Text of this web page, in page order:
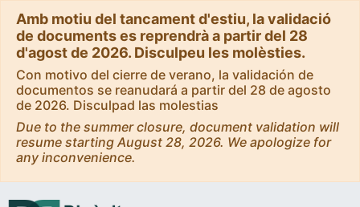
Amb motiu del tancament d'estiu, la validació
de documents es reprendrà a partir del 28
d'agost de 2026. Disculpeu les molèsties.
Con motivo del cierre de verano, la validación de
documentos se reanudará a partir del 28 de agosto
de 2026. Disculpad las molestias
Due to the summer closure, document validation will
resume starting August 28, 2026. We apologize for
any inconvenience.